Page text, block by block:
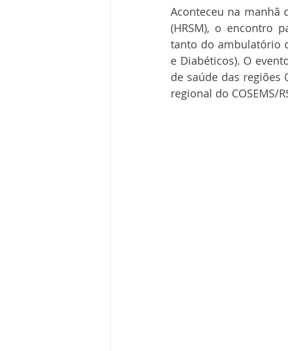
Aconteceu na manhã
(HRSM), o encontro
tanto do ambulatório
e Diabéticos). O
de saúde das regiões
regional do COSEMS/